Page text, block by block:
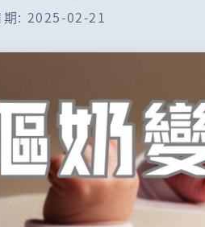
期: 2025-02-21